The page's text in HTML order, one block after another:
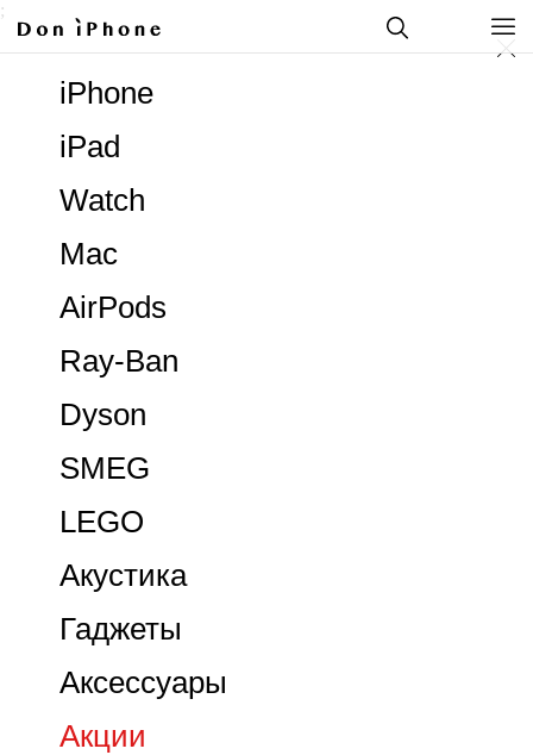
;
Акции
Аксессуары
Гаджеты
Акустика
Dyson
AirPods
Ray-Ban
LEGO
SMEG
Mac
Watch
iPad
iPhone